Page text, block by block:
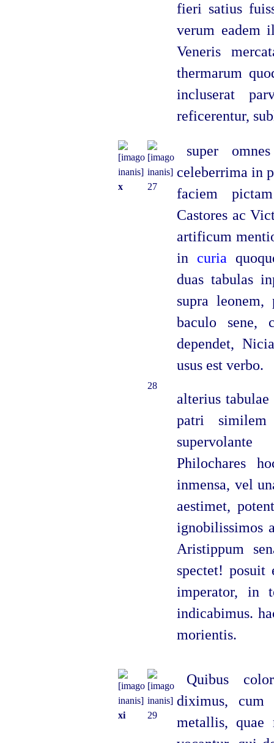
fieri satius
verum eadem
Veneris
thermarum
incluserat
reficerentur,
x 27
super
celeberrima in
faciem
Castores ac
artificum
in curia
duas tabulas
supra leonem,
baculo sene,
dependet,
usus est verbo.
28
alterius
patri similem
Philochares
inmensa, vel
aestimet,
ignobilissimos
Aristippum
spectet! posuit
imperator, in
indicabimus.
morientis.
xi 29
Quibus
diximus, cum
metallis, quae